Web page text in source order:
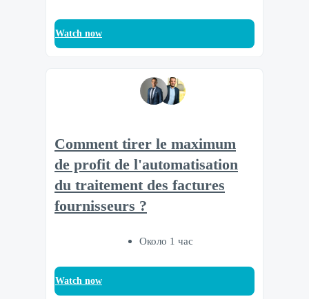
Watch now
Comment tirer le maximum
de profit de l'automatisation
du traitement des factures
fournisseurs ?
Около 1 час
Watch now